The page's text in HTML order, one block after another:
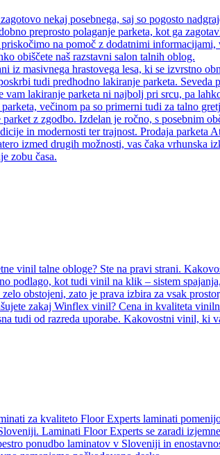
nekaj posebnega, saj so pogosto
preprosto polaganje parketa, kot ga
na pomoč z dodatnimi
obiščete naš razstavni salon talnih oblog.
iz masivnega hrastovega lesa, ki se izvrstno
tudi predhodno lakiranje parketa.
vam lakiranje parketa ni najbolj pri srcu, pa
večinom pa so primerni tudi za talno
z zgodbo. Izdelan je ročno, s posebnim
in modernosti ter trajnost. Prodaja
izmed drugih možnosti, vas čaka vrhunska
zobu časa.
vinil talne obloge? Ste na pravi strani.
podlago, kot tudi vinil na klik – sistem
obstojeni, zato je prava izbira za vsak
zakaj Winflex vinil? Cena in kvaliteta
tudi od razreda uporabe. Kakovostni vinil,
za kvaliteto Floor Experts laminati
Laminati Floor Experts se zaradi
ponudbo laminatov v Sloveniji in